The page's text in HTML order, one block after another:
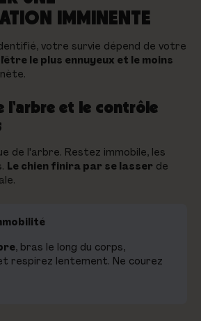
IMMINENTE
votre survie dépend de votre
le plus ennuyeux et le moins
l'arbre et le contrôle
de l'arbre. Restez immobile, les
Le chien finira par se lasser de
, bras le long du corps,
respirez lentement. Ne courez